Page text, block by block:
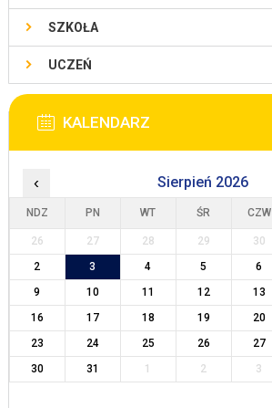
SZKOŁA
UCZEŃ
KALENDARZ
‹ Sierpień 2026
NDZ PN WT ŚR CZW
26 27 28 29 30
2
3 4 5 6
9
10 11 12 13
16
17 18 19 20
23
24 25 26 27
30
31 1 2 3